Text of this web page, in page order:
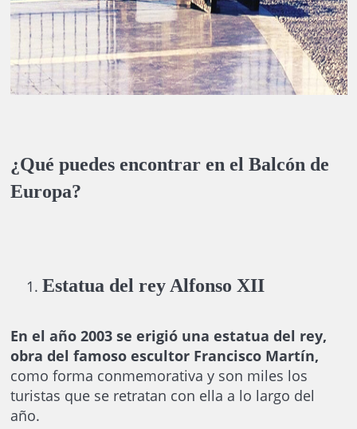
¿Qué puedes encontrar en el Balcón de
Europa?
Estatua del rey Alfonso XII
En el año 2003 se erigió una estatua del rey,
obra del famoso escultor Francisco Martín,
como forma conmemorativa y son miles los
turistas que se retratan con ella a lo largo del
año.